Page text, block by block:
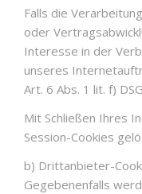
Falls die
oder
Interesse in der
unseres
Art. 6 Abs. 1 lit. f)
Mit Schließen Ihres
Session-Cookies
b) Drittanbieter-
Gegebenenfalls